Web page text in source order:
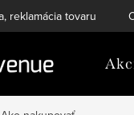
reklamácia tovaru